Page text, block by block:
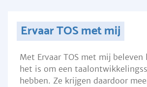
Ervaar TOS met mij
Met Ervaar TOS met mij beleven
het is om een
hebben. Ze krijgen daardoor